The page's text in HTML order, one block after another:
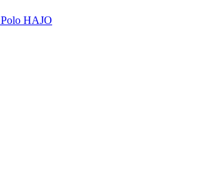
Polo HAJO